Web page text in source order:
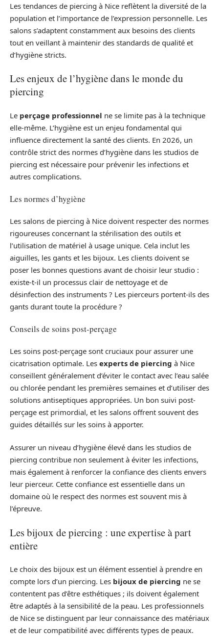
Les tendances de piercing à Nice reflètent la diversité de la
population et l’importance de l’expression personnelle. Les
salons s’adaptent constamment aux besoins des clients
tout en veillant à maintenir des standards de qualité et
d’hygiène stricts.
Les enjeux de l’hygiène dans le monde du
piercing
Le perçage professionnel ne se limite pas à la technique
elle-même. L’hygiène est un enjeu fondamental qui
influence directement la santé des clients. En 2026, un
contrôle strict des normes d’hygiène dans les studios de
piercing est nécessaire pour prévenir les infections et
autres complications.
Les normes d’hygiène
Les salons de piercing à Nice doivent respecter des normes
rigoureuses concernant la stérilisation des outils et
l’utilisation de matériel à usage unique. Cela inclut les
aiguilles, les gants et les bijoux. Les clients doivent se
poser les bonnes questions avant de choisir leur studio :
existe-t-il un processus clair de nettoyage et de
désinfection des instruments ? Les pierceurs portent-ils des
gants durant toute la procédure ?
Conseils de soins post-perçage
Les soins post-perçage sont cruciaux pour assurer une
cicatrisation optimale. Les experts de piercing à Nice
conseillent généralement d’éviter le contact avec l’eau salée
ou chlorée pendant les premières semaines et d’utiliser des
solutions antiseptiques appropriées. Un bon suivi post-
perçage est primordial, et les salons offrent souvent des
guides détaillés sur les soins à apporter.
Assurer un niveau d’hygiène élevé dans les studios de
piercing contribue non seulement à éviter les infections,
mais également à renforcer la confiance des clients envers
leur pierceur. Cette confiance est essentielle dans un
domaine où le respect des normes est souvent mis à
l’épreuve.
Les bijoux de piercing : une expertise à part
entière
Le choix des bijoux est un élément essentiel à prendre en
compte lors d’un piercing. Les bijoux de piercing ne se
contentent pas d’être esthétiques ; ils doivent également
être adaptés à la sensibilité de la peau. Les professionnels
de Nice se distinguent par leur connaissance des matériaux
et de leur compatibilité avec différents types de peaux.